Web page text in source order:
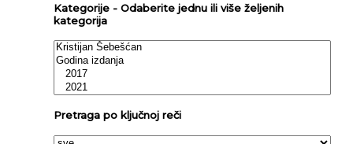
Kategorije - Odaberite jednu ili više željenih
kategorija
Pretraga po ključnoj reči